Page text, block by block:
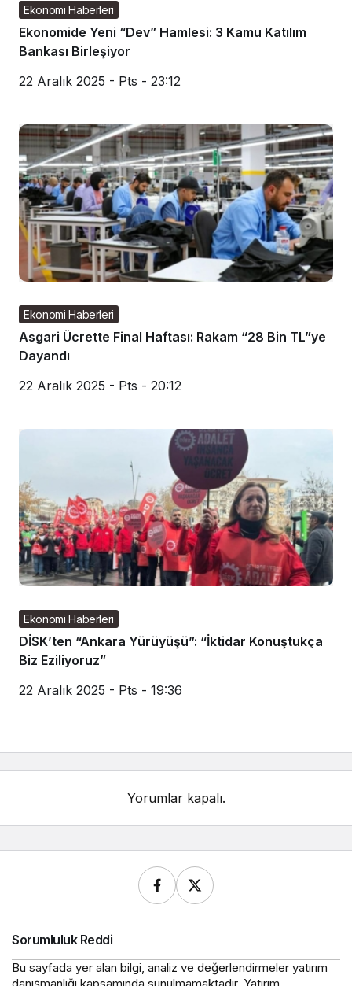
Ekonomi Haberleri
Ekonomide Yeni “Dev” Hamlesi: 3 Kamu Katılım
Bankası Birleşiyor
22 Aralık 2025 - Pts - 23:12
Ekonomi Haberleri
Asgari Ücrette Final Haftası: Rakam “28 Bin TL”ye
Dayandı
22 Aralık 2025 - Pts - 20:12
Ekonomi Haberleri
DİSK’ten “Ankara Yürüyüşü”: “İktidar Konuştukça
Biz Eziliyoruz”
22 Aralık 2025 - Pts - 19:36
Yorumlar kapalı.
Sorumluluk Reddi
Bu sayfada yer alan bilgi, analiz ve değerlendirmeler yatırım